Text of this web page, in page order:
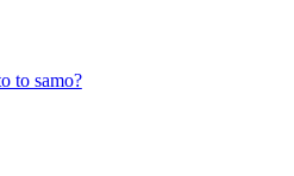
to samo?